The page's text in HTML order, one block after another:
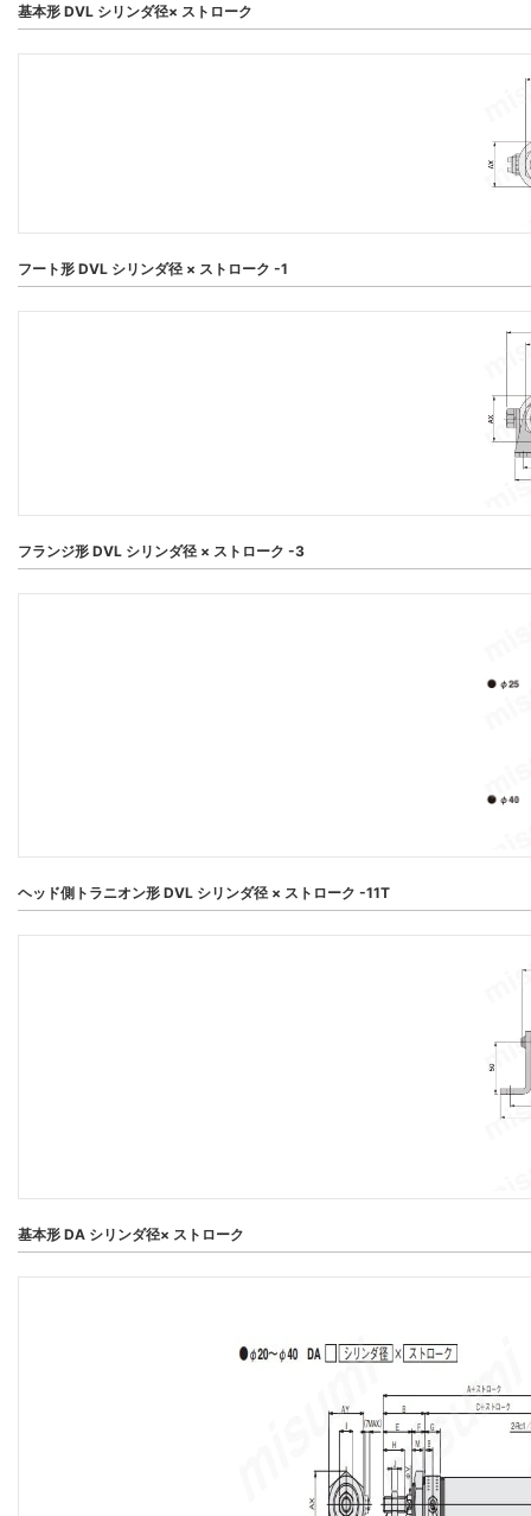
基本形 DVL シリンダ径× ストローク
フート形 DVL シリンダ径 × ストローク -1
フランジ形 DVL シリンダ径 × ストローク -3
ヘッド側トラニオン形 DVL シリンダ径 × ストローク -11T
基本形 DA シリンダ径× ストローク